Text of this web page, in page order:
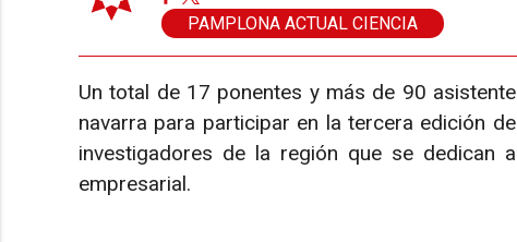
PAMPLONA ACTUAL CIENCIA
Un total de 17 ponentes y más de 90
navarra para participar en la tercera edición
investigadores de la región que se dedican
empresarial.